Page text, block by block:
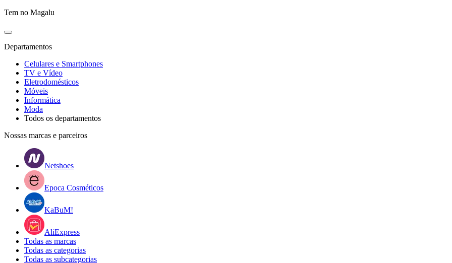
Tem no Magalu
Departamentos
Celulares e Smartphones
TV e Vídeo
Eletrodomésticos
Móveis
Informática
Moda
Todos os departamentos
Nossas marcas e parceiros
Netshoes
Epoca Cosméticos
KaBuM!
AliExpress
Todas as marcas
Todas as categorias
Todas as subcategorias